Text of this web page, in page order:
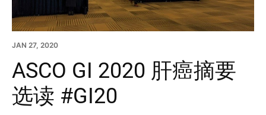
JAN 27, 2020
ASCO GI 2020 肝癌摘要
选读 #GI20